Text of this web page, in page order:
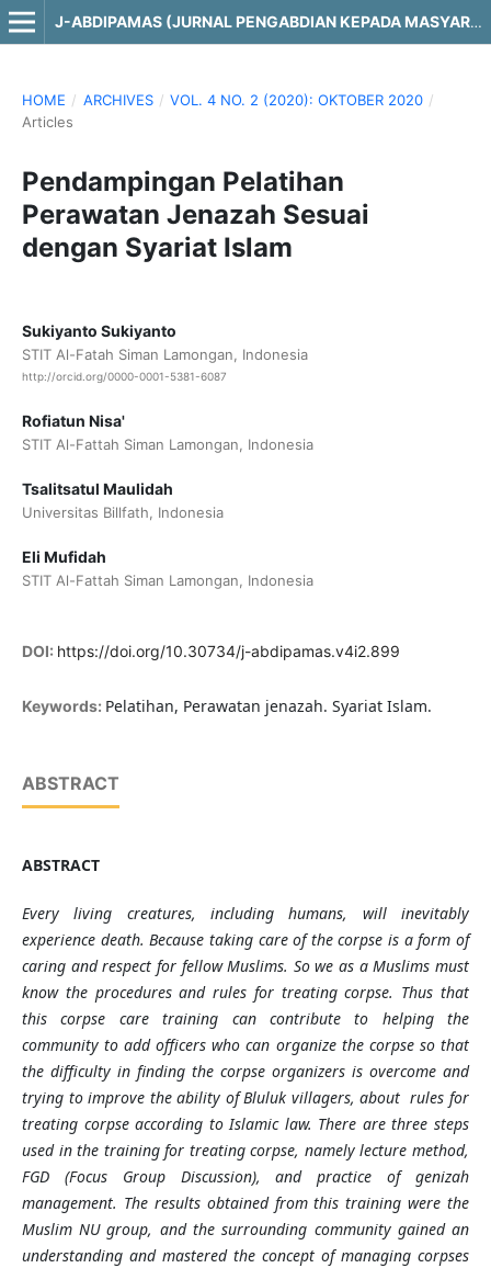
J-ABDIPAMAS (JURNAL PENGABDIAN KEPADA MASYARAKAT)
HOME / ARCHIVES / VOL. 4 NO. 2 (2020): OKTOBER 2020 /
Articles
Pendampingan Pelatihan
Perawatan Jenazah Sesuai
dengan Syariat Islam
Sukiyanto Sukiyanto
STIT Al-Fatah Siman Lamongan, Indonesia
http://orcid.org/0000-0001-5381-6087
Rofiatun Nisa'
STIT Al-Fattah Siman Lamongan, Indonesia
Tsalitsatul Maulidah
Universitas Billfath, Indonesia
Eli Mufidah
STIT Al-Fattah Siman Lamongan, Indonesia
DOI: https://doi.org/10.30734/j-abdipamas.v4i2.899
Keywords: Pelatihan, Perawatan jenazah. Syariat Islam.
ABSTRACT
ABSTRACT
Everyliving creatures, including humans, will inevitably
experience death. Because taking care of thecorpse is a form of
caring and respect for fellow Muslims. So we as aMuslims must
know the procedures and rules for treating corpse. Thus that
thiscorpse care training can contribute to helping the
community to add officers who can organize the corpseso that
the difficulty in finding thecorpse organizers is overcome and
trying to improve the ability of Bluluk villagers, about rules for
treating corpse according to Islamic law. There are three steps
used in the training for treating corpse, namely lecture method,
FGD (Focus Group Discussion), and practice of genizah
management. The results obtained from this training were the
Muslim NU group, and the surrounding community gained an
understanding and mastered the concept of managing corpses